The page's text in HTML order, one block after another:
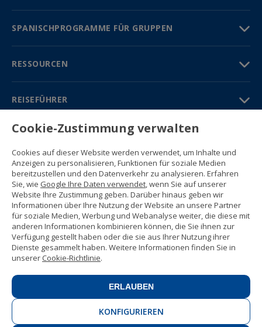
SPANISCHPROGRAMME FÜR GRUPPEN
RESSOURCEN
REISEFÜHRER
PARTNER
Kontakt
Gratisbroschüre
(+34) 91 594 37 76
Gustavo Fernández Balbuena, 11
28002 Madrid, Spain
Sitemap
Nutzungsbedingungen
Datenschutzerklärung
Enforex Cookie-Richtlinie
(CIF B-79946729) Alle Rechte
vorbehalten.
Rechtliche Mitteilung.
Cookie-Zustimmung verwalten
Cookies auf dieser Website werden verwendet, um Inhalte und
Anzeigen zu personalisieren, Funktionen für soziale Medien
bereitzustellen und den Datenverkehr zu analysieren. Erfahren
Sie, wie Google Ihre Daten verwendet, wenn Sie auf unserer
Website Ihre Zustimmung geben. Darüber hinaus geben wir
Informationen über Ihre Nutzung der Website an unsere Partner
für soziale Medien, Werbung und Webanalyse weiter, die diese mit
anderen Informationen kombinieren können, die Sie ihnen zur
Verfügung gestellt haben oder die sie aus Ihrer Nutzung ihrer
Dienste gesammelt haben. Weitere Informationen finden Sie in
unserer Cookie-Richtlinie.
KONFIGURIEREN
ERLAUBEN